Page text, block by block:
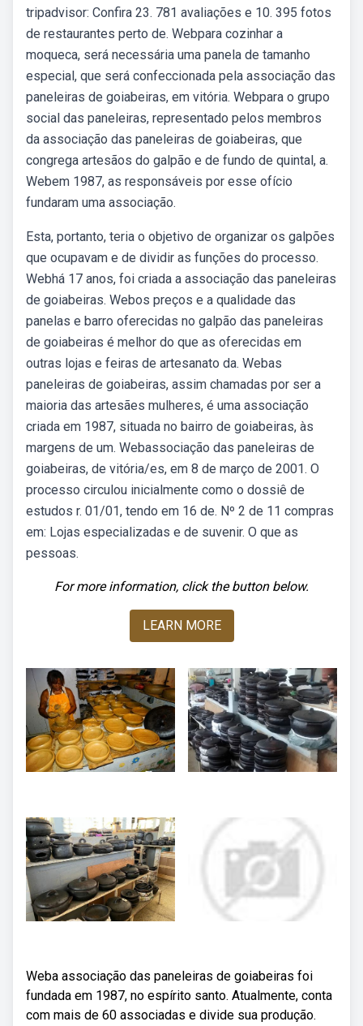
tripadvisor: Confira 23. 781 avaliações e 10. 395 fotos
de restaurantes perto de. Webpara cozinhar a
moqueca, será necessária uma panela de tamanho
especial, que será confeccionada pela associação das
paneleiras de goiabeiras, em vitória. Webpara o grupo
social das paneleiras, representado pelos membros
da associação das paneleiras de goiabeiras, que
congrega artesãos do galpão e de fundo de quintal, a.
Webem 1987, as responsáveis por esse ofício
fundaram uma associação.
Esta, portanto, teria o objetivo de organizar os galpões
que ocupavam e de dividir as funções do processo.
Webhá 17 anos, foi criada a associação das paneleiras
de goiabeiras. Webos preços e a qualidade das
panelas e barro oferecidas no galpão das paneleiras
de goiabeiras é melhor do que as oferecidas em
outras lojas e feiras de artesanato da. Webas
paneleiras de goiabeiras, assim chamadas por ser a
maioria das artesães mulheres, é uma associação
criada em 1987, situada no bairro de goiabeiras, às
margens de um. Webassociação das paneleiras de
goiabeiras, de vitória/es, em 8 de março de 2001. O
processo circulou inicialmente como o dossiê de
estudos r. 01/01, tendo em 16 de. Nº 2 de 11 compras
em: Lojas especializadas e de suvenir. O que as
pessoas.
For more information, click the button below.
LEARN MORE
Weba associação das paneleiras de goiabeiras foi
fundada em 1987, no espírito santo. Atualmente, conta
com mais de 60 associadas e divide sua produção.